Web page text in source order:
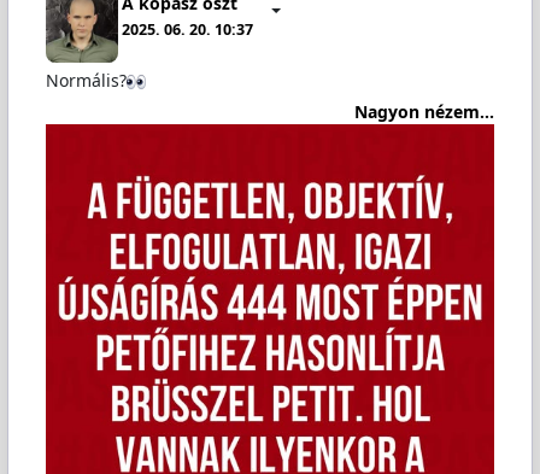
2025. 06. 20. 10:37
Normális?
Nagyon nézem...